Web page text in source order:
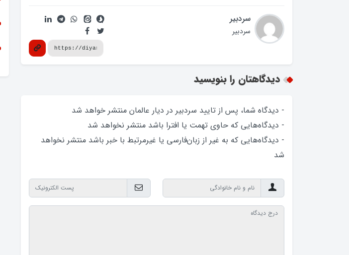
سردبیر
سردبیر
دیدگاهتان را بنویسید
- دیدگاه شما، پس از تایید سردبیر در دیار عالمان منتشر خواهد‌ شد
- دیدگاه‌هایی که حاوی تهمت یا افترا باشد منتشر نخواهد‌ شد
- دیدگاه‌هایی که به غیر از زبان‌فارسی یا غیرمرتبط با خبر باشد منتشر نخواهد‌
شد